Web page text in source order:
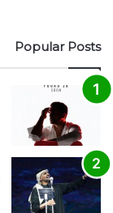
Popular Posts